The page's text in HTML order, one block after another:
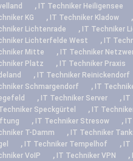
, IT Techniker Heiligensee
KG
, IT Techniker Kladow ,
Lichtenrade
, IT Techniker
Lichterfelde West
, IT
Mitte
, IT Techniker
Platz
, IT Techniker Praxis
, IT Techniker Reinickendorf
Schmargendorf
, IT
, IT Techniker Server ,
Speckgürtel , IT
, IT Techniker Stresow ,
T-Damm
, IT Techniker
, IT Techniker Tempelhof ,
VoIP
, IT Techniker VPN ,